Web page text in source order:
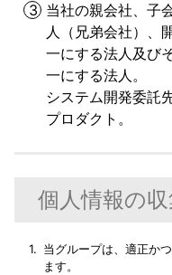
当社の親会社、子
人（兄弟会社）、
一にする法人及び
一にする法人。
システム開発委託
プロダクト。
個人情報の
当グループは、適正か
ます。